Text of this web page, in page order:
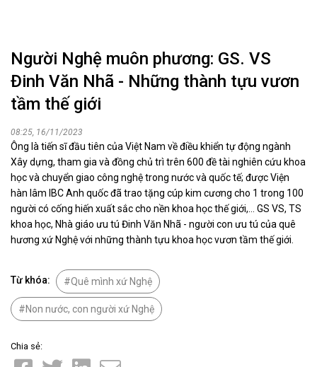
Người Nghệ muôn phương: GS. VS
Đinh Văn Nhã - Những thành tựu vươn
tầm thế giới
08:25, 16/11/2023
Ông là tiến sĩ đầu tiên của Việt Nam về điều khiển tự động ngành
Xây dựng, tham gia và đồng chủ trì trên 600 đề tài nghiên cứu khoa
học và chuyển giao công nghệ trong nước và quốc tế; được Viện
hàn lâm IBC Anh quốc đã trao tặng cúp kim cương cho 1 trong 100
người có cống hiến xuất sắc cho nền khoa học thế giới,… GS VS, TS
khoa học, Nhà giáo ưu tú Đinh Văn Nhã - người con ưu tú của quê
hương xứ Nghệ với những thành tựu khoa học vươn tầm thế giới.
Từ khóa: Quê mình xứ Nghệ
Non nước, con người xứ Nghệ
Chia sẻ: